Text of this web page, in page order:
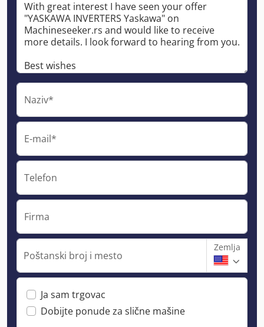
Naziv*
E-mail*
Telefon
Firma
Poštanski broj i mesto
Zemlja
Ja sam trgovac
Dobijte ponude za slične mašine